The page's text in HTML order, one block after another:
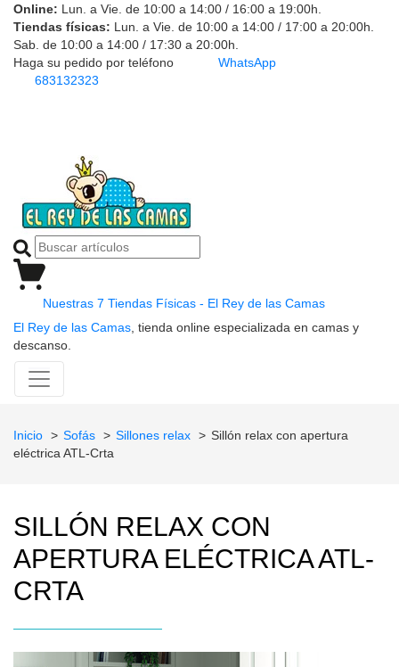
Online: Lun. a Vie. de 10:00 a 14:00 / 16:00 a 19:00h.
Tiendas físicas: Lun. a Vie. de 10:00 a 14:00 / 17:00 a 20:00h.
Sab. de 10:00 a 14:00 / 17:30 a 20:00h.
Haga su pedido por teléfono
683132323
WhatsApp
Nuestras 7 Tiendas Físicas - El Rey de las Camas
El Rey de las Camas , tienda online especializada en camas y
descanso.
Inicio Sofás Sillones relax
Sillón relax con apertura
eléctrica ATL-Crta
SILLÓN RELAX CON
APERTURA ELÉCTRICA ATL-
CRTA